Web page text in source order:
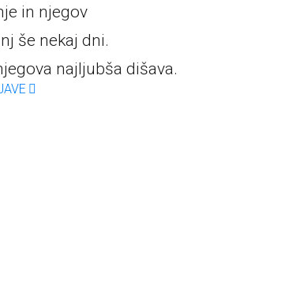
in njegov
še nekaj dni.
najljubša dišava.